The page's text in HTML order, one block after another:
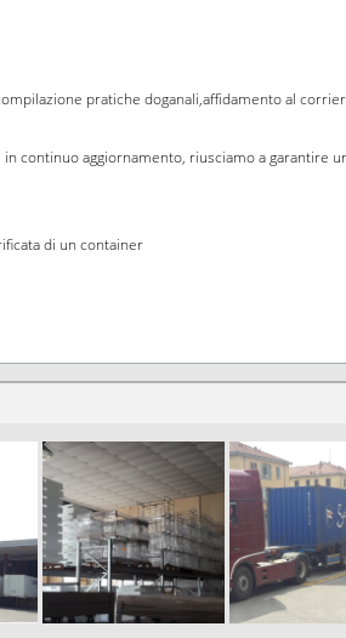
pratiche doganali,affidamento al
continuo aggiornamento, riusciamo a garantire
di un container